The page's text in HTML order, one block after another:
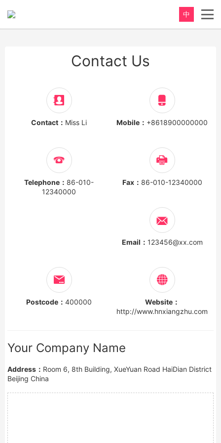
中
Contact Us
Contact： Miss Li Mobile： +8618900000000
Telephone： 86-010-
12340000
Fax： 86-010-12340000
Email： 123456@xx.com
Postcode： 400000
Website：
http://www.hnxiangzhu.com
Your Company Name
Address： Room 6, 8th Building, XueYuan Road HaiDian District
Beijing China